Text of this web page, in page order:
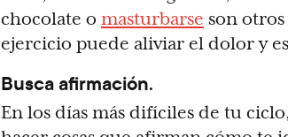
chocolate o masturbarse son
ejercicio puede aliviar el dolor y
Busca afirmación.
En los días más difíciles de tu